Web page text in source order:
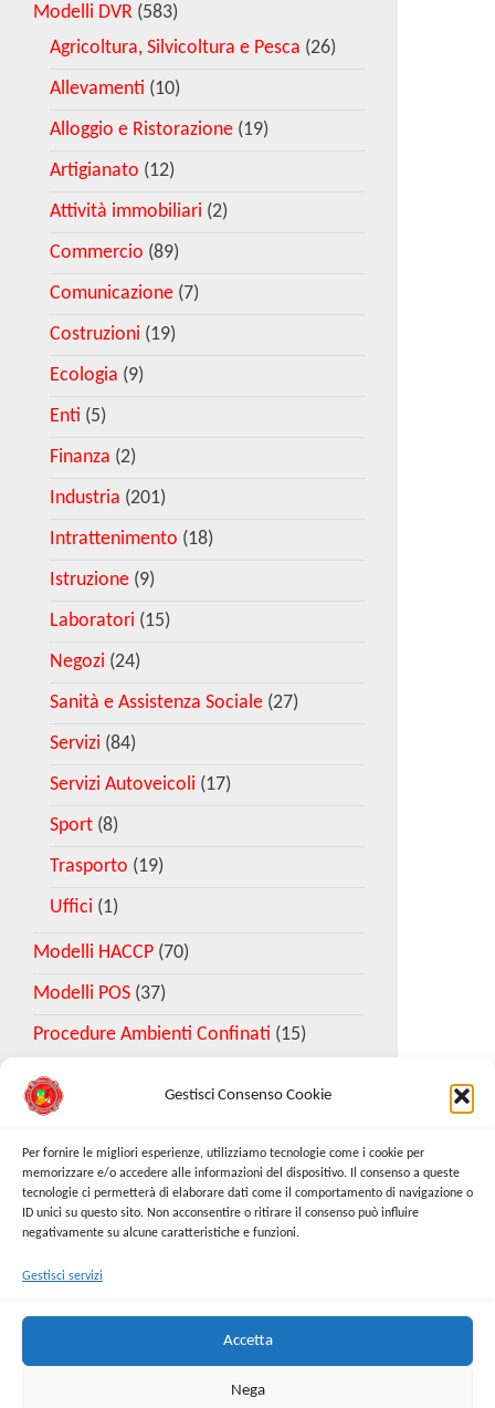
Gestisci Consenso Cookie
Per fornire le migliori esperienze, utilizziamo tecnologie come i cookie per
memorizzare e/o accedere alle informazioni del dispositivo. Il consenso a queste
tecnologie ci permetterà di elaborare dati come il comportamento di navigazione o
ID unici su questo sito. Non acconsentire o ritirare il consenso può influire
negativamente su alcune caratteristiche e funzioni.
Gestisci servizi
Accetta
Nega
Modelli DVR (583)
Agricoltura, Silvicoltura e Pesca (26)
Allevamenti (10)
Alloggio e Ristorazione (19)
Artigianato (12)
Attività immobiliari (2)
Commercio (89)
Comunicazione (7)
Costruzioni (19)
Ecologia (9)
Enti (5)
Finanza (2)
Industria (201)
Intrattenimento (18)
Istruzione (9)
Laboratori (15)
Negozi (24)
Sanità e Assistenza Sociale (27)
Servizi (84)
Servizi Autoveicoli (17)
Sport (8)
Trasporto (19)
Uffici (1)
Modelli HACCP (70)
Modelli POS (37)
Procedure Ambienti Confinati (15)
Richiedi Modello